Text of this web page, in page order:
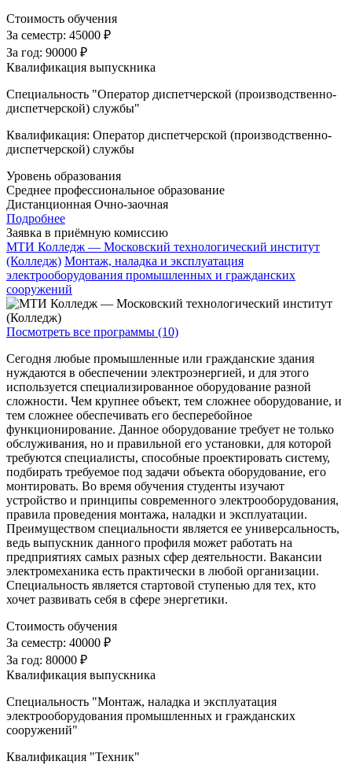
Стоимость обучения
За семестр: 45000 ₽
За год: 90000 ₽
Квалификация выпускника
Специальность "Оператор диспетчерской (производственно-
диспетчерской) службы"
Квалификация: Оператор диспетчерской (производственно-
диспетчерской) службы
Уровень образования
Среднее профессиональное образование
Дистанционная Очно-заочная
Подробнее
Заявка в приёмную комиссию
МТИ Колледж — Московский технологический институт
(Колледж) Монтаж, наладка и эксплуатация
электрооборудования промышленных и гражданских
сооружений
Посмотреть все программы (10)
Сегодня любые промышленные или гражданские здания
нуждаются в обеспечении электроэнергией, и для этого
используется специализированное оборудование разной
сложности. Чем крупнее объект, тем сложнее оборудование, и
тем сложнее обеспечивать его бесперебойное
функционирование. Данное оборудование требует не только
обслуживания, но и правильной его установки, для которой
требуются специалисты, способные проектировать систему,
подбирать требуемое под задачи объекта оборудование, его
монтировать. Во время обучения студенты изучают
устройство и принципы современного электрооборудования,
правила проведения монтажа, наладки и эксплуатации.
Преимуществом специальности является ее универсальность,
ведь выпускник данного профиля может работать на
предприятиях самых разных сфер деятельности. Вакансии
электромеханика есть практически в любой организации.
Специальность является стартовой ступенью для тех, кто
хочет развивать себя в сфере энергетики.
Стоимость обучения
За семестр: 40000 ₽
За год: 80000 ₽
Квалификация выпускника
Специальность "Монтаж, наладка и эксплуатация
электрооборудования промышленных и гражданских
сооружений"
Квалификация "Техник"